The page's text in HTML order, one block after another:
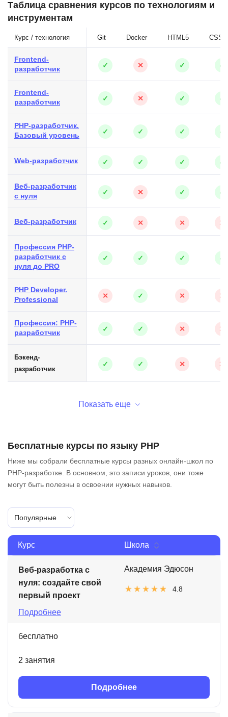
Таблица сравнения курсов по технологиям и
инструментам
Курс / технология Git Docker HTML5 CSS3
Frontend-
разработчик
✓ ✕ ✓ ✓
Frontend-
разработчик
✓ ✕ ✓ ✓
PHP-разработчик.
Базовый уровень
✓ ✓ ✓ ✓
Web-разработчик ✓ ✓ ✓ ✓
Веб-разработчик
с нуля
✓ ✕ ✓ ✓
Веб-разработчик ✓ ✕ ✕ ✕
Профессия PHP-
разработчик с
нуля до PRO
✓ ✓ ✓ ✓
PHP Developer.
Professional
✕ ✓ ✕ ✕
Профессия: PHP-
разработчик
✓ ✓ ✕ ✕
Бэкенд-
разработчик
✓ ✓ ✕ ✕
Показать еще
Бесплатные курсы по языку PHP
Ниже мы собрали бесплатные курсы разных онлайн-школ по
PHP-разработке. В основном, это записи уроков, они тоже
могут быть полезны в освоении нужных навыков.
Популярные
Курс Школа
Веб-разработка с
нуля: создайте свой
первый проект
Подробнее
Академия Эдюсон
4.8
бесплатно
2 занятия
Подробнее